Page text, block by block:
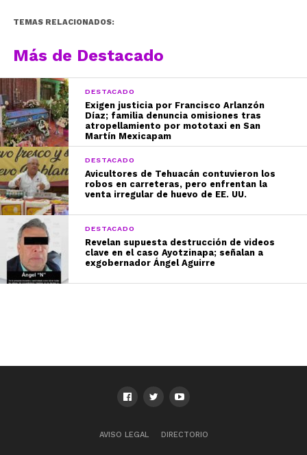
TEMAS RELACIONADOS:
Más de Destacado
DESTACADO
Exigen justicia por Francisco Arlanzón
Díaz; familia denuncia omisiones tras
atropellamiento por mototaxi en San
Martín Mexicapam
DESTACADO
Avicultores de Tehuacán contuvieron los
robos en carreteras, pero enfrentan la
venta irregular de huevo de EE. UU.
DESTACADO
Revelan supuesta destrucción de videos
clave en el caso Ayotzinapa; señalan a
exgobernador Ángel Aguirre
AVISO LEGAL DIRECTORIO